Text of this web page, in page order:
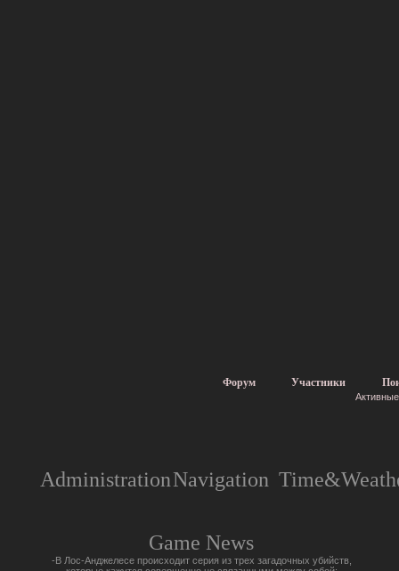
Форум Участники
AdministrationNavigation
Game News
-В Лос-Анджелесе происходит серия из трех загадочных убийств,